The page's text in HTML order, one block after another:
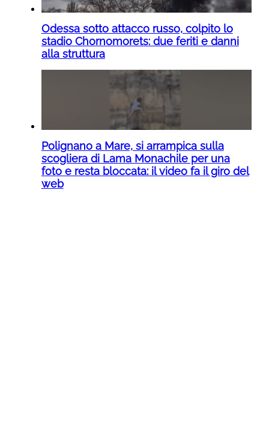
Odessa sotto attacco russo, colpito lo
stadio Chornomorets: due feriti e danni
alla struttura
Polignano a Mare, si arrampica sulla
scogliera di Lama Monachile per una
foto e resta bloccata: il video fa il giro del
web